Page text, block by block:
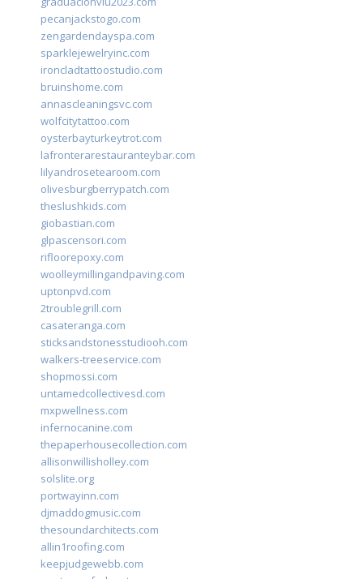
pecanjackstogo.com
zengardendayspa.com
sparklejewelryinc.com
ironcladtattoostudio.com
bruinshome.com
annascleaningsvc.com
wolfcitytattoo.com
oysterbayturkeytrot.com
lafronterarestauranteybar.com
lilyandrosetearoom.com
olivesburgberrypatch.com
theslushkids.com
giobastian.com
glpascensori.com
rifloorepoxy.com
woolleymillingandpaving.com
uptonpvd.com
2troublegrill.com
casateranga.com
sticksandstonesstudiooh.com
walkers-treeservice.com
shopmossi.com
untamedcollectivesd.com
mxpwellness.com
infernocanine.com
thepaperhousecollection.com
allisonwillisholley.com
solslite.org
portwayinn.com
djmaddogmusic.com
thesoundarchitects.com
allin1roofing.com
keepjudgewebb.com